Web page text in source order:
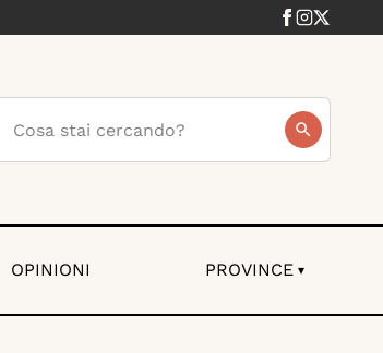
OPINIONI PROVINCE ▾